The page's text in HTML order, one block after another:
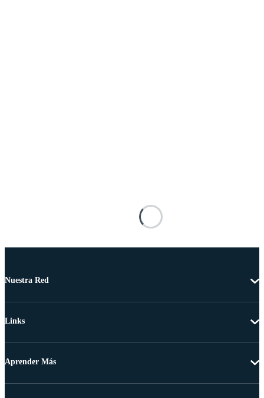
Nuestra Red
Links
Aprender Más